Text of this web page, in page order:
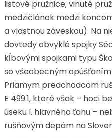
listové pružnice; vinuté
medzičlánok medzi
a vlastnou záveskou). Na
dovtedy obvyklé spojky
kĺbovými spojkami typu
so všeobecným
Priamym predchodcom
E 499.1, ktoré však – hoci
úseku I. hlavného ťahu –
rušňovým depám na